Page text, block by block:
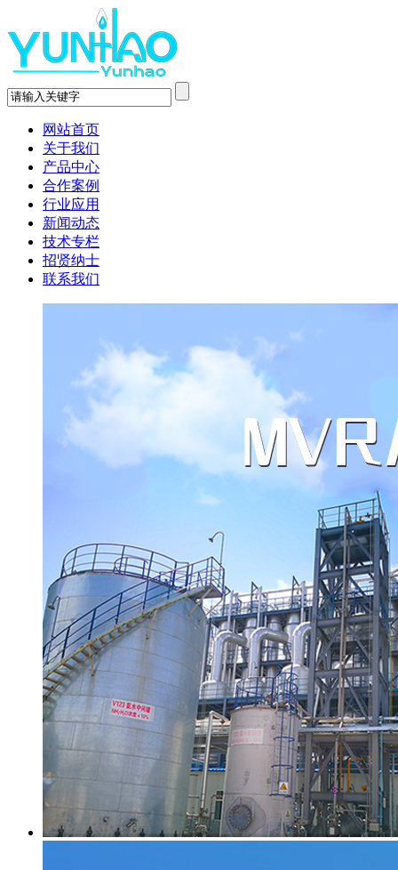
网站首页
关于我们
产品中心
合作案例
行业应用
新闻动态
技术专栏
招贤纳士
联系我们